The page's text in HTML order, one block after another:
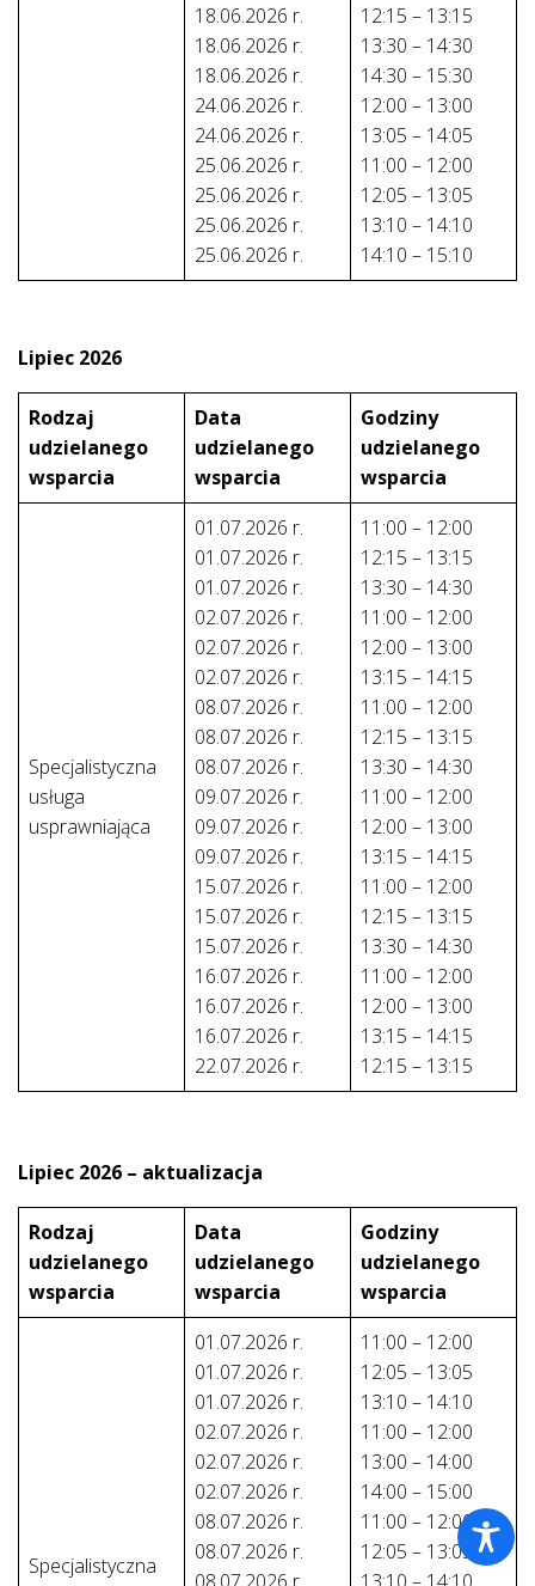
18.06.2026 r.
18.06.2026 r.
18.06.2026 r.
24.06.2026 r.
24.06.2026 r.
25.06.2026 r.
25.06.2026 r.
25.06.2026 r.
25.06.2026 r.
12:15 – 13:15
13:30 – 14:30
14:30 – 15:30
12:00 – 13:00
13:05 – 14:05
11:00 – 12:00
12:05 – 13:05
13:10 – 14:10
14:10 – 15:10
Lipiec 2026
Rodzaj
udzielanego
wsparcia
Data
udzielanego
wsparcia
Godziny
udzielanego
wsparcia
Specjalistyczna
usługa
usprawniająca
01.07.2026 r.
01.07.2026 r.
01.07.2026 r.
02.07.2026 r.
02.07.2026 r.
02.07.2026 r.
08.07.2026 r.
08.07.2026 r.
08.07.2026 r.
09.07.2026 r.
09.07.2026 r.
09.07.2026 r.
15.07.2026 r.
15.07.2026 r.
15.07.2026 r.
16.07.2026 r.
16.07.2026 r.
16.07.2026 r.
22.07.2026 r.
11:00 – 12:00
12:15 – 13:15
13:30 – 14:30
11:00 – 12:00
12:00 – 13:00
13:15 – 14:15
11:00 – 12:00
12:15 – 13:15
13:30 – 14:30
11:00 – 12:00
12:00 – 13:00
13:15 – 14:15
11:00 – 12:00
12:15 – 13:15
13:30 – 14:30
11:00 – 12:00
12:00 – 13:00
13:15 – 14:15
12:15 – 13:15
Lipiec 2026 – aktualizacja
Rodzaj
udzielanego
wsparcia
Data
udzielanego
wsparcia
Godziny
udzielanego
wsparcia
Specjalistyczna
01.07.2026 r.
01.07.2026 r.
01.07.2026 r.
02.07.2026 r.
02.07.2026 r.
02.07.2026 r.
08.07.2026 r.
08.07.2026 r.
11:00 – 12:00
12:05 – 13:05
13:10 – 14:10
11:00 – 12:00
13:00 – 14:00
14:00 – 15:00
11:00 – 12:00
12:05 – 13:05